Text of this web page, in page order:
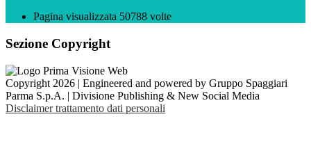
Pagina visualizzata 50788 volte
Sezione Copyright
Copyright 2026 | Engineered and powered by Gruppo Spaggiari
Parma S.p.A. | Divisione Publishing & New Social Media
Disclaimer trattamento dati personali